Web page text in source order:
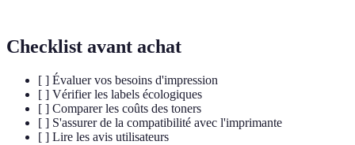
Checklist avant achat
[ ] Évaluer vos besoins d'impression
[ ] Vérifier les labels écologiques
[ ] Comparer les coûts des toners
[ ] S'assurer de la compatibilité avec l'imprimante
[ ] Lire les avis utilisateurs